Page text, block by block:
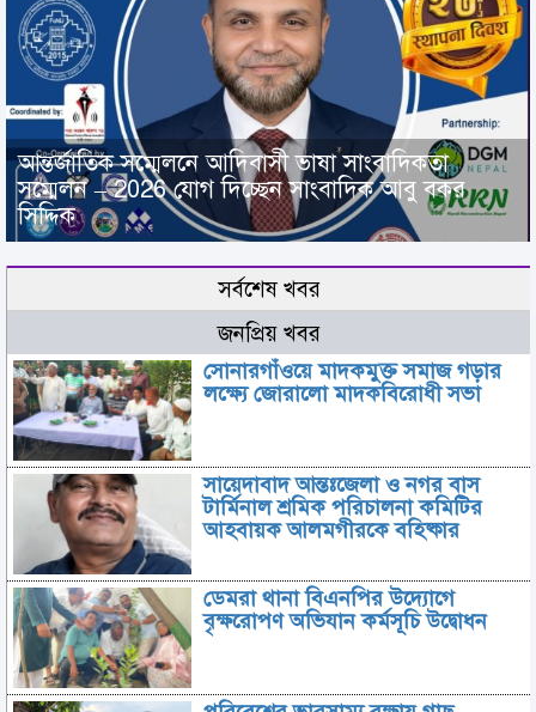
আন্তর্জাতিক সম্মেলনে আদিবাসী ভাষা সাংবাদিকতা
সম্মেলন – 2026 যোগ দিচ্ছেন সাংবাদিক আবু বকর
সিদ্দিক
সর্বশেষ খবর
জনপ্রিয় খবর
সোনারগাঁওয়ে মাদকমুক্ত সমাজ গড়ার
লক্ষ্যে জোরালো মাদকবিরোধী সভা
সায়েদাবাদ আন্তঃজেলা ও নগর বাস
টার্মিনাল শ্রমিক পরিচালনা কমিটির
আহবায়ক আলমগীরকে বহিষ্কার
ডেমরা থানা বিএনপির উদ্যোগে
বৃক্ষরোপণ অভিযান কর্মসূচি উদ্বোধন